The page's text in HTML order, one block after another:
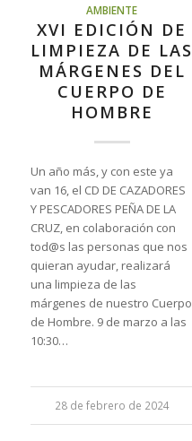
AMBIENTE
XVI EDICIÓN DE
LIMPIEZA DE LAS
MÁRGENES DEL
CUERPO DE
HOMBRE
Un año más, y con este ya
van 16, el CD DE CAZADORES
Y PESCADORES PEÑA DE LA
CRUZ, en colaboración con
tod@s las personas que nos
quieran ayudar, realizará
una limpieza de las
márgenes de nuestro Cuerpo
de Hombre. 9 de marzo a las
10:30…
28 de febrero de 2024